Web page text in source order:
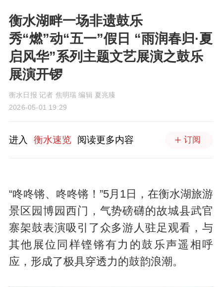
衡水湖畔一场非遗鼓乐
秀“燃”动“五一”假日 “雨润春归·夏
启风华”系列主题文艺展演之鼓乐
展演开锣
衡水日报 记者 焦明瑞 编辑 夏兆臻
2026-05-01 19:29
进入 衡水速览 阅读更多内容 订阅
“咚咚锵、咚咚锵！”5月1日，在衡水湖旅游
景区园博园西门，气势磅礴的故城县武官
寨架鼓表演吸引了众多游人驻足观看，与
其他展位同样铿锵有力的鼓乐声遥相呼
应，形成了极具穿透力的鼓韵浪潮。